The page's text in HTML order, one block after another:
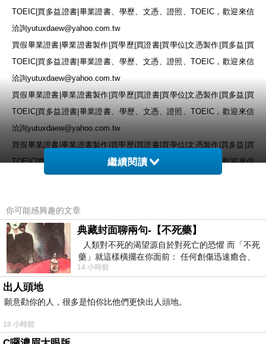
TOEIC| 買多益證書 畢業證書、學歷、文憑、證照、TOEIC ， 歡迎來信
洽詢yutuxdaew@yahoo.com.tw
買假畢業證書 畢業證書製作 買學歷| 買證書 買學位 |文憑製作 買多益 買
TOEIC| 買多益證書 畢業證書、學歷、文憑、證照、TOEIC ， 歡迎來信
洽詢yutuxdaew@yahoo.com.tw
買假畢業證書 畢業證書製作 買學歷| 買證書 買學位 |文憑製作 買多益 買
TOEIC| 買多益證書 畢業證書、學歷、文憑、證照、TOEIC ， 歡迎來信
洽詢yutuxdaew@yahoo.com.tw
買假畢業證書 畢業證書製作 買學歷 買證書 買學位 |文憑製作 買多益 買
TOEIC|買多益證書 畢業證書、學歷、文憑、證照、 ，歡迎來信
TOEIC|買多益證書|畢業證書、學歷、文憑、證照、
洽詢yutuxdaew@yahoo.com.tw
畢業證書
yutuxdaew@yahoo.com.tw
繼續閱讀
你可能感興趣的文章
典藏封面聊兩句-【不死藥】
人類對不死的渴望源自於對死亡的恐懼 而「不死
藥」就這樣橫擺在你面前： 任何創傷迅速癒合、
停止衰老、痛覺消失…堪
14 小時前
出人頭地
願意勸你的人，很多是怕你比他們更快出人頭地。
18 小時前